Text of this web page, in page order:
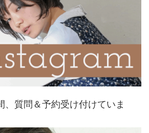
、質問＆予約受け付けていま